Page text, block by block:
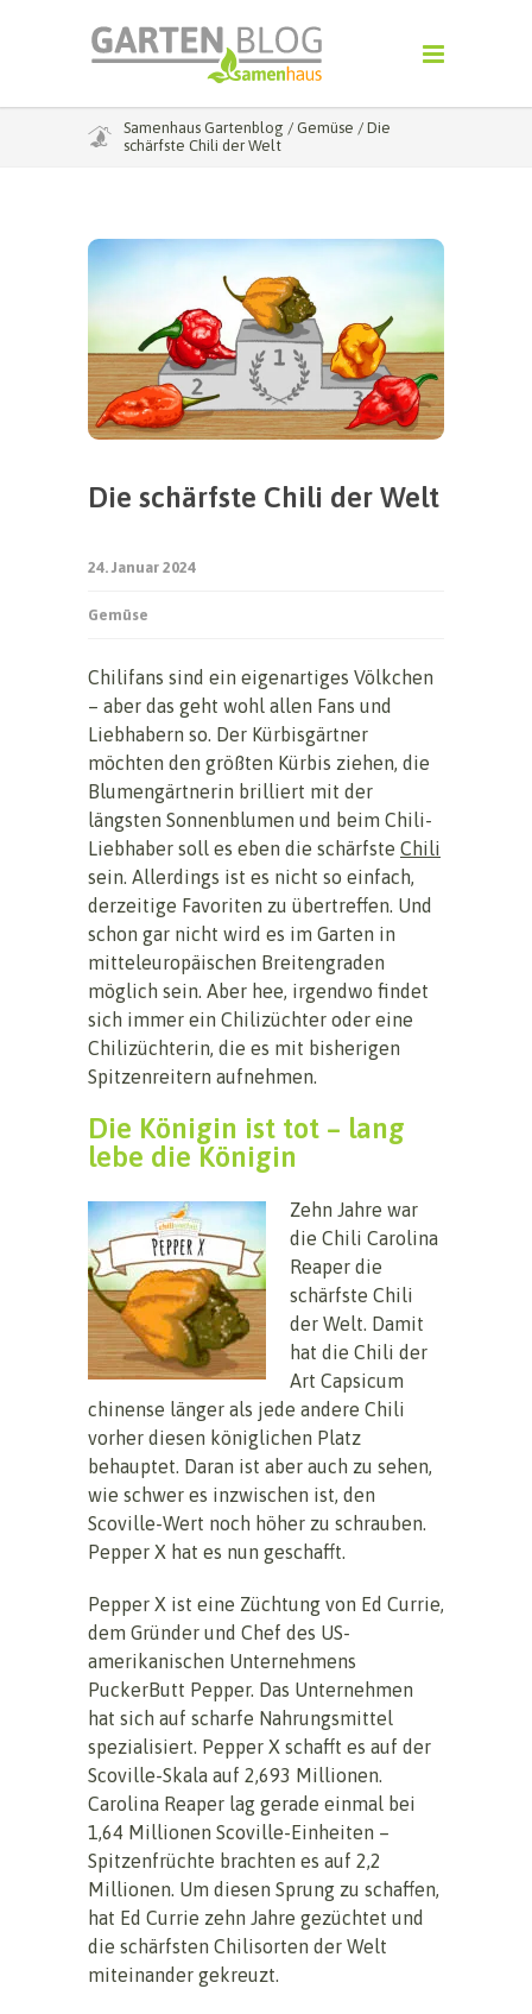
Samenhaus Gartenblog / Gemüse / Die
schärfste Chili der Welt
Die schärfste Chili der Welt
24. Januar 2024
Gemüse
Chilifans sind ein eigenartiges Völkchen
– aber das geht wohl allen Fans und
Liebhabern so. Der Kürbisgärtner
möchten den größten Kürbis ziehen, die
Blumengärtnerin brilliert mit der
längsten Sonnenblumen und beim Chili-
Liebhaber soll es eben die schärfste Chili
sein. Allerdings ist es nicht so einfach,
derzeitige Favoriten zu übertreffen. Und
schon gar nicht wird es im Garten in
mitteleuropäischen Breitengraden
möglich sein. Aber hee, irgendwo findet
sich immer ein Chilizüchter oder eine
Chilizüchterin, die es mit bisherigen
Spitzenreitern aufnehmen.
Die Königin ist tot – lang
lebe die Königin
Zehn Jahre war
die Chili Carolina
Reaper die
schärfste Chili
der Welt. Damit
hat die Chili der
Art Capsicum
chinense länger als jede andere Chili
vorher diesen königlichen Platz
behauptet. Daran ist aber auch zu sehen,
wie schwer es inzwischen ist, den
Scoville-Wert noch höher zu schrauben.
Pepper X hat es nun geschafft.
Pepper X ist eine Züchtung von Ed Currie,
dem Gründer und Chef des US-
amerikanischen Unternehmens
PuckerButt Pepper. Das Unternehmen
hat sich auf scharfe Nahrungsmittel
spezialisiert. Pepper X schafft es auf der
Scoville-Skala auf 2,693 Millionen.
Carolina Reaper lag gerade einmal bei
1,64 Millionen Scoville-Einheiten –
Spitzenfrüchte brachten es auf 2,2
Millionen. Um diesen Sprung zu schaffen,
hat Ed Currie zehn Jahre gezüchtet und
die schärfsten Chilisorten der Welt
miteinander gekreuzt.